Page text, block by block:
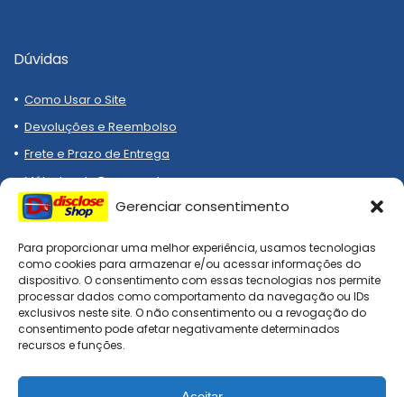
Gerenciar consentimento
Para proporcionar uma melhor experiência, usamos tecnologias
como cookies para armazenar e/ou acessar informações do
dispositivo. O consentimento com essas tecnologias nos permite
processar dados como comportamento da navegação ou IDs
exclusivos neste site. O não consentimento ou a revogação do
consentimento pode afetar negativamente determinados
recursos e funções.
Dúvidas
Como Usar o Site
Devoluções e Reembolso
Frete e Prazo de Entrega
Métodos de Pagamento
Compre melhor, compra
segura!